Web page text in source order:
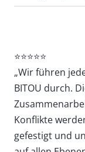
⭐⭐⭐⭐⭐
„Wir führen
BITOU durch.
Konflikte
gefestigt und